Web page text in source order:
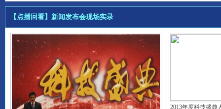
【点播回看】新闻发布会现场实录
2013年度科技盛典